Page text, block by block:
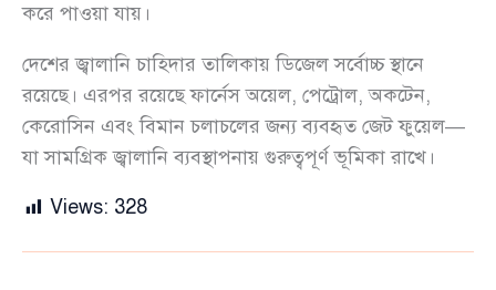
করে পাওয়া যায়।
দেশের জ্বালানি চাহিদার তালিকায় ডিজেল সর্বোচ্চ স্থানে
রয়েছে। এরপর রয়েছে ফার্নেস অয়েল, পেট্রোল, অকটেন,
কেরোসিন এবং বিমান চলাচলের জন্য ব্যবহৃত জেট ফুয়েল—
যা সামগ্রিক জ্বালানি ব্যবস্থাপনায় গুরুত্বপূর্ণ ভূমিকা রাখে।
Views: 328